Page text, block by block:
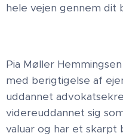
hele vejen gennem dit
Pia Møller
med berigtigelse af
uddannet
videreuddannet sig
valuar og har et